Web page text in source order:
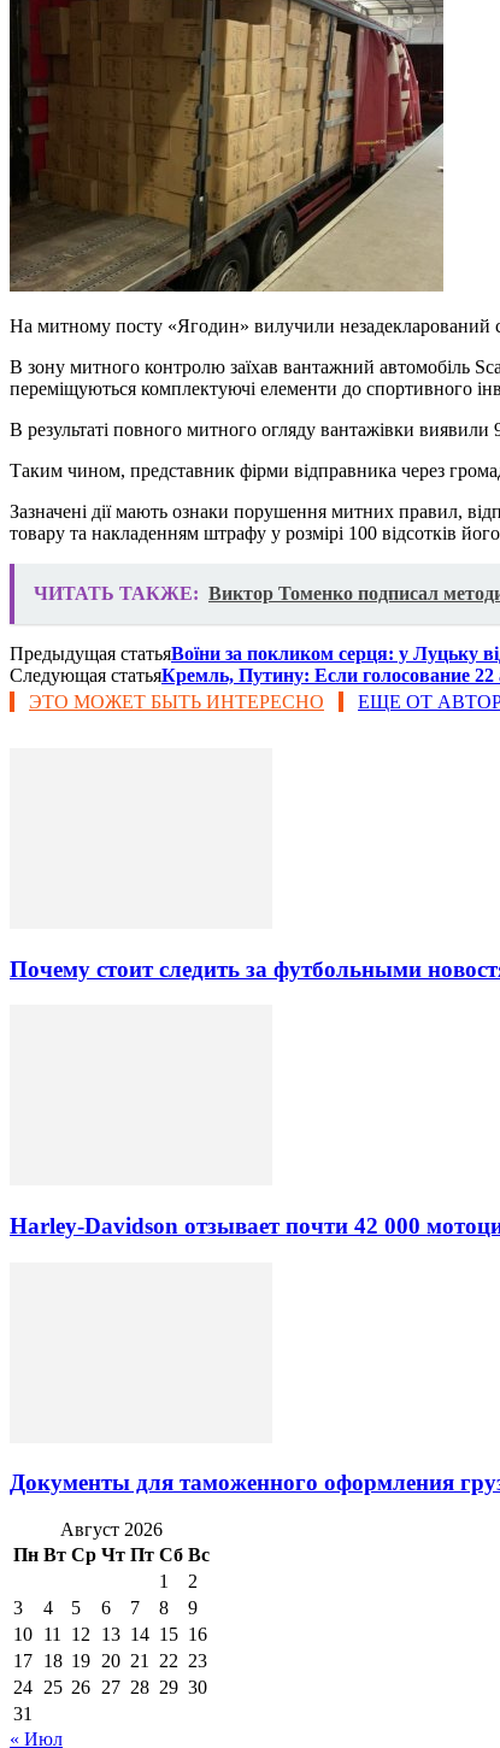
На митному посту «Ягодин» вилучили незадекларований
В зону митного контролю заїхав вантажний автомобіль
переміщуються комплектуючі елементи до спортивного
В результаті повного митного огляду вантажівки
Таким чином, представник фірми відправника через
Зазначені дії мають ознаки порушення митних правил,
товару та накладенням штрафу у розмірі 100 відсотків його
ЧИТАТЬ ТАКЖЕ: Виктор Томенко подписал
Предыдущая статьяВоїни за покликом серця: у Луцьку
Следующая статьяКремль, Путину: Если голосование
ЭТО МОЖЕТ БЫТЬ ИНТЕРЕСНО
ЕЩЕ ОТ
Почему стоит следить за футбольными
Harley-Davidson отзывает почти 42 000
Документы для таможенного оформления
Август 2026
Пн Вт Ср Чт Пт Сб Вс
1
2
3
4 5 6 7 8
9
10 11 12 13 14 15 16
17 18 19 20 21 22 23
24 25 26 27 28 29 30
31
« Июл